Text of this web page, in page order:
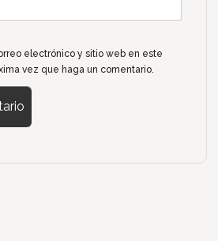
electrónico y sitio web en este
vez que haga un comentario.